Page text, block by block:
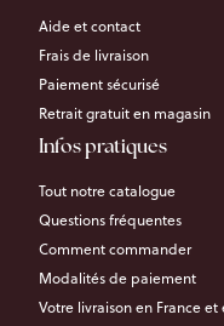
Aide et contact
Frais de livraison
Paiement sécurisé
Retrait gratuit en magasin
Infos pratiques
Tout notre catalogue
Questions fréquentes
Comment commander
Modalités de paiement
Votre livraison en France et